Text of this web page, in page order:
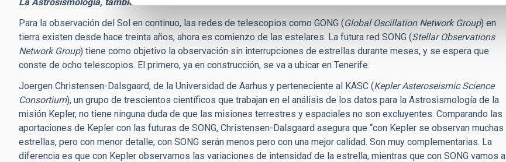
Para la observación del Sol en continuo, las redes de telescopios como GONG (Global Oscillation Network Group) en
tierra existen desde hace treinta años, ahora es comienzo de las estelares. La futura red SONG (Stellar Observations
Network Group) tiene como objetivo la observación sin interrupciones de estrellas durante meses, y se espera que
conste de ocho telescopios. El primero, ya en construcción, se va a ubicar en Tenerife.
Joergen Christensen-Dalsgaard, de la Universidad de Aarhus y perteneciente al KASC (Kepler Asteroseismic Science
Consortium), un grupo de trescientos científicos que trabajan en el análisis de los datos para la Astrosismología de la
misión Kepler, no tiene ninguna duda de que las misiones terrestres y espaciales no son excluyentes. Comparando las
aportaciones de Kepler con las futuras de SONG, Christensen-Dalsgaard asegura que “con Kepler se observan muchas
estrellas, pero con menor detalle; con SONG serán menos pero con una mejor calidad. Son muy complementarias. La
diferencia es que con Kepler observamos las variaciones de intensidad de la estrella, mientras que con SONG vamos a